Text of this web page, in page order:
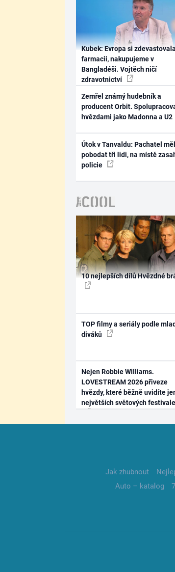
Kubek: Evropa si
farmacii, nakupujeme v
Bangladéši. Vojtěch ničí
zdravotnictví
Zemřel známý hudebník a
producent Orbit.
hvězdami jako Madonna a U2
Útok v Tanvaldu: Pachatel měl
pobodat tři lidi, na místě
policie
10 nejlepších dílů Hvězdné
TOP filmy a seriály podle
diváků
Nejen Robbie Williams.
LOVESTREAM 2026 přiveze
hvězdy, které běžně uvidíte
největších světových
Jak zhubnout
Auto – katalog